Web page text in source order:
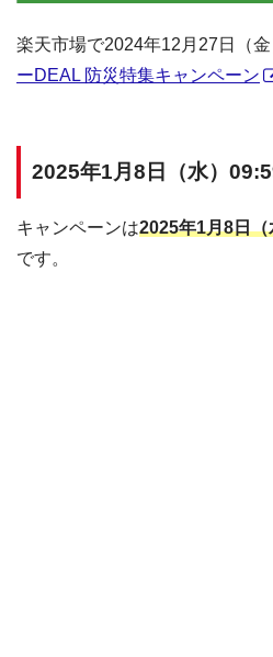
楽天市場で2024年12月27日（金
ーDEAL 防災特集キャンペーン
2025年1月8日（水）
キャンペーンは2025年1月8日
です。